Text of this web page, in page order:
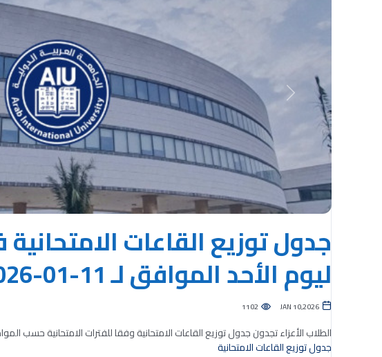
Previous
جدول توزيع القاعات
ليوم الأحد الموافق لـ 11-01-2026
JAN 10,2026
1102
الطلاب الأعزاء تجدون جدول توزيع القاعات الامتحانية وفقا للفترات الامتحانية حسب
جدول توزيع القاعات الامتحانية